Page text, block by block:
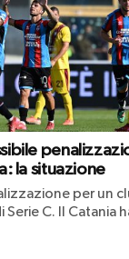
la situazione
per un
C. Il Catania